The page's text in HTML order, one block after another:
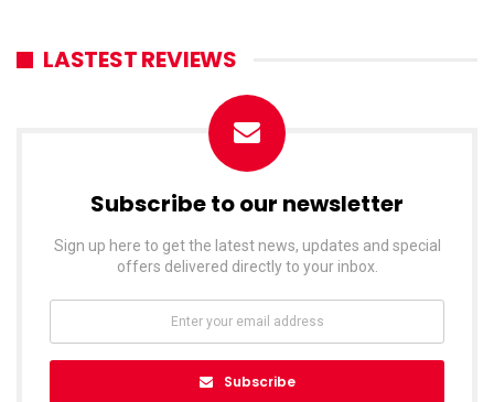
LASTEST REVIEWS
Subscribe to our newsletter
Sign up here to get the latest news, updates and special
offers delivered directly to your inbox.
Subscribe